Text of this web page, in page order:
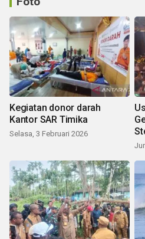
Kegiatan donor darah
Kantor SAR Timika
Selasa, 3 Februari 2026